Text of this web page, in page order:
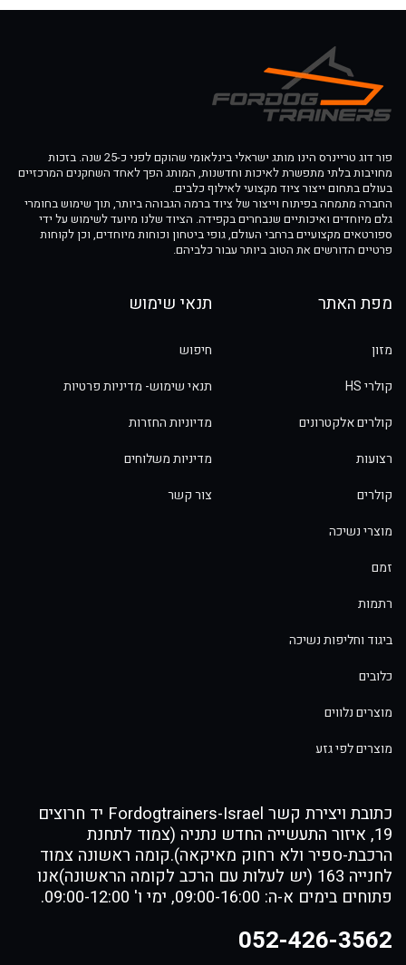
פור דוג טריינרס הינו מותג ישראלי בינלאומי שהוקם לפני כ-25 שנה. בזכות
מחויבות בלתי מתפשרת לאיכות וחדשנות, המותג הפך לאחד השחקנים המרכזיים
בעולם בתחום ייצור ציוד מקצועי לאילוף כלבים.
החברה מתמחה בפיתוח וייצור של ציוד ברמה הגבוהה ביותר, תוך שימוש בחומרי
גלם מיוחדים ואיכותיים שנבחרים בקפידה. הציוד שלנו מיועד לשימוש על ידי
ספורטאים מקצועיים ברחבי העולם, גופי ביטחון וכוחות מיוחדים, וכן לקוחות
פרטיים הדורשים את הטוב ביותר עבור כלביהם.
מפת האתר
מזון
קולרי HS
קולרים אלקטרונים
רצועות
קולרים
מוצרי נשיכה
זמם
רתמות
ביגוד וחליפות נשיכה
כלובים
מוצרים נלווים
מוצרים לפי גזע
תנאי שימוש
חיפוש
תנאי שימוש- מדיניות פרטיות
מדיוניות החזרות
מדיניות משלוחים
צור קשר
כתובת ויצירת קשר Fordogtrainers-Israel יד חרוצים
19, איזור התעשייה החדש נתניה (צמוד לתחנת
הרכבת-ספיר ולא רחוק מאיקאה).קומה ראשונה צמוד
לחנייה 163 (יש לעלות עם הרכב לקומה הראשונה)אנו
פתוחים בימים א-ה: 09:00-16:00, ימי ו' 09:00-12:00.
052-426-3562